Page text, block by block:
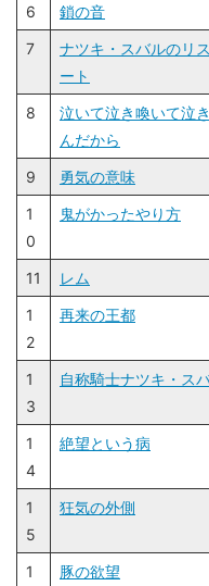
6
鎖の音
7
ナツキ・スバルのリ
ート
8
泣いて泣き喚いて泣
んだから
9 勇気の意味
1
0
鬼がかったやり方
11 レム
1
2
再来の王都
1
3
自称騎士ナツキ・ス
1
4
絶望という病
1
5
狂気の外側
1
豚の欲望